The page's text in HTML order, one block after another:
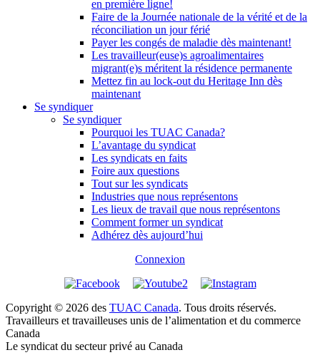
en première ligne!
Faire de la Journée nationale de la vérité et de la
réconciliation un jour férié
Payer les congés de maladie dès maintenant!
Les travailleur(euse)s agroalimentaires
migrant(e)s méritent la résidence permanente
Mettez fin au lock-out du Heritage Inn dès
maintenant
Se syndiquer
Se syndiquer
Pourquoi les TUAC Canada?
L’avantage du syndicat
Les syndicats en faits
Foire aux questions
Tout sur les syndicats
Industries que nous représentons
Les lieux de travail que nous représentons
Comment former un syndicat
Adhérez dès aujourd’hui
Connexion
Copyright © 2026 des TUAC Canada. Tous droits réservés.
Travailleurs et travailleuses unis de l’alimentation et du commerce
Canada
Le syndicat du secteur privé au Canada